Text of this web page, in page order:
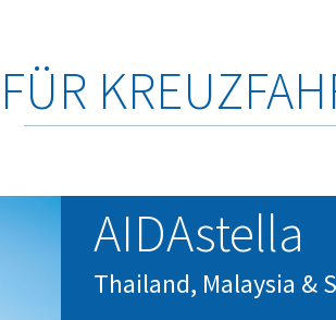
FÜR
AIDAstella
Thailand, Malaysia &